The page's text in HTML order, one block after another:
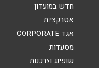
חדש במועדון
אטרקציות
אגד CORPORATE
מסעדות
שופינג וצרכנות